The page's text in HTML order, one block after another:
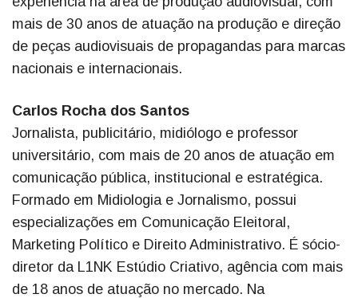
mais de 30 anos de atuação na produção e direção
de peças audiovisuais de propagandas para marcas
nacionais e internacionais.
Carlos Rocha dos Santos
Jornalista, publicitário, midiólogo e professor
universitário, com mais de 20 anos de atuação em
comunicação pública, institucional e estratégica.
Formado em Midiologia e Jornalismo, possui
especializações em Comunicação Eleitoral,
Marketing Político e Direito Administrativo. É sócio-
diretor da L1NK Estúdio Criativo, agência com mais
de 18 anos de atuação no mercado. Na